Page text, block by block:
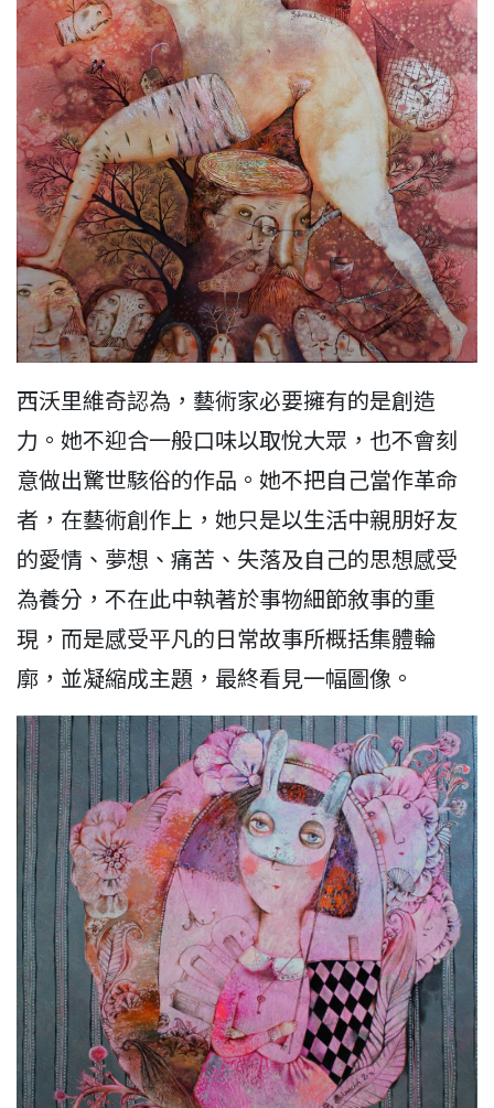
西沃里維奇認為，藝術家必要擁有的是創造
力。她不迎合一般口味以取悅大眾，也不會刻
意做出驚世駭俗的作品。她不把自己當作革命
者，在藝術創作上，她只是以生活中親朋好友
的愛情、夢想、痛苦、失落及自己的思想感受
為養分，不在此中執著於事物細節敘事的重
現，而是感受平凡的日常故事所概括集體輪
廓，並凝縮成主題，最終看見一幅圖像。